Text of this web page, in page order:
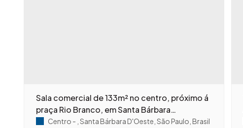
Sala comercial de 133m² no centro, próximo á
praça Rio Branco, em Santa Bárbara
D'Oeste/SP.
Centro ,Santa Bárbara D'Oeste ,São Paulo ,Brasil